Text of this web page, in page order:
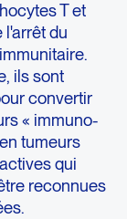
T et
l'arrêt du
ils sont
convertir
« immuno-
tumeurs
qui
reconnues